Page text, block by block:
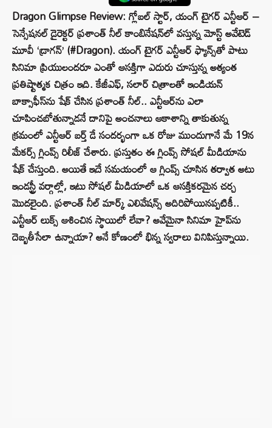
Dragon Glimpse Review: గ్లోబల్ స్టార్, యంగ్ టైగర్ ఎన్టీఆర్ –
సెన్సేషనల్ డైరెక్టర్ ప్రశాంత్ నీల్ కాంబినేషన్‌లో వస్తున్న మోస్ట్ అవేటెడ్
మూవీ ‘డ్రాగన్’ (#Dragon). యంగ్ టైగర్ ఎన్టీఆర్ ఫ్యాన్స్‌తో పాటు
సినిమా ప్రియులందరూ ఎంతో ఆసక్తిగా ఎదురు చూస్తున్న అత్యంత
ప్రతిష్టాత్మక చిత్రం ఇది. కేజీఎఫ్, సలార్ చిత్రాలతో ఇండియన్
బాక్సాఫీస్‌ను షేక్ చేసిన ప్రశాంత్ నీల్.. ఎన్టీఆర్‌ను ఎలా
చూపించబోతున్నాడనే దానిపై అంచనాలు ఆకాశాన్ని తాకుతున్న
క్రమంలో ఎన్టీఆర్ బర్త్ డే సందర్భంగా ఒక రోజు ముందుగానే మే 19న
మేకర్స్ గ్లింప్స్ రిలీజ్ చేశారు. ప్రస్తుతం ఈ గ్లింప్స్ సోషల్ మీడియాను
షేక్ చేస్తుంది. అయితే ఇదే సమయంలో ఆ గ్లింప్స్ చూసిన తర్వాత అటు
ఇండస్ట్రీ వర్గాల్లో, ఇటు సోషల్ మీడియాలో ఒక ఆసక్తికరమైన చర్చ
మొదలైంది. ప్రశాంత్ నీల్ మార్క్ ఎలివేషన్స్ అదిరిపోయినప్పటికీ..
ఎన్టీఆర్ లుక్స్ ఆశించిన స్థాయిలో లేవా? అవేమైనా సినిమా హైప్‌ను
దెబ్బతీసేలా ఉన్నాయా? అనే కోణంలో భిన్న స్వరాలు వినిపిస్తున్నాయి.